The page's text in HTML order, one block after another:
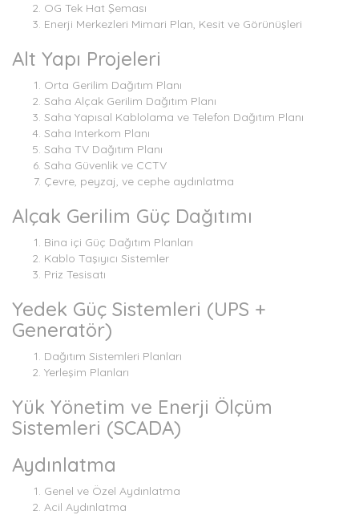
OG Tek Hat Şeması
Enerji Merkezleri Mimari Plan, Kesit ve Görünüşleri
Alt Yapı Projeleri
Orta Gerilim Dağıtım Planı
Saha Alçak Gerilim Dağıtım Planı
Saha Yapısal Kablolama ve Telefon Dağıtım Planı
Saha Interkom Planı
Saha TV Dağıtım Planı
Saha Güvenlik ve CCTV
Çevre, peyzaj, ve cephe aydınlatma
Alçak Gerilim Güç Dağıtımı
Bina içi Güç Dağıtım Planları
Kablo Taşıyıcı Sistemler
Priz Tesisatı
Yedek Güç Sistemleri (UPS +
Generatör)
Dağıtım Sistemleri Planları
Yerleşim Planları
Yük Yönetim ve Enerji Ölçüm
Sistemleri (SCADA)
Aydınlatma
Genel ve Özel Aydınlatma
Acil Aydınlatma